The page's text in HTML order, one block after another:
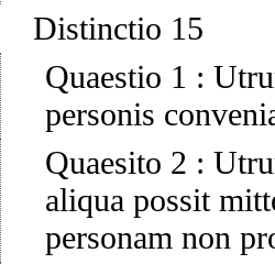
Distinctio 15
Quaestio 1 :
personis
Quaesito 2 :
aliqua possit
personam non